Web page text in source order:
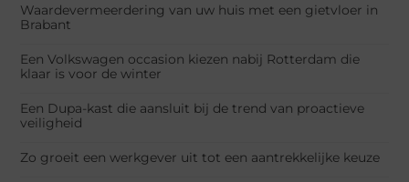
Waardevermeerdering van uw huis met een gietvloer in
Brabant
Een Volkswagen occasion kiezen nabij Rotterdam die
klaar is voor de winter
Een Dupa-kast die aansluit bij de trend van proactieve
veiligheid
Zo groeit een werkgever uit tot een aantrekkelijke keuze